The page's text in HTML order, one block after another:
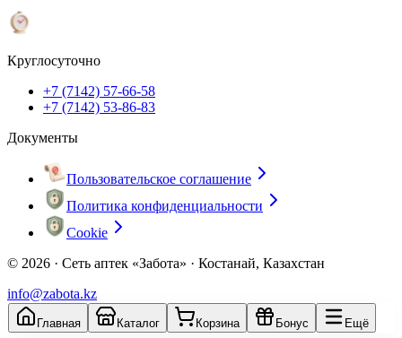
Круглосуточно
+7 (7142) 57-66-58
+7 (7142) 53-86-83
Документы
Пользовательское соглашение
Политика конфиденциальности
Cookie
© 2026 · Сеть аптек «Забота» · Костанай, Казахстан
info@zabota.kz
Главная Каталог Корзина Бонус Ещё